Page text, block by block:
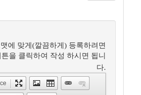
에 맞게(깔끔하게) 등록하려면
을 클릭하여 작성 하시면 됩니
다.